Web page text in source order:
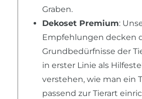
Graben.
Dekoset Premium:
Empfehlungen decken
Grundbedürfnisse der
in erster Linie als
verstehen, wie man ein
passend zur Tierart